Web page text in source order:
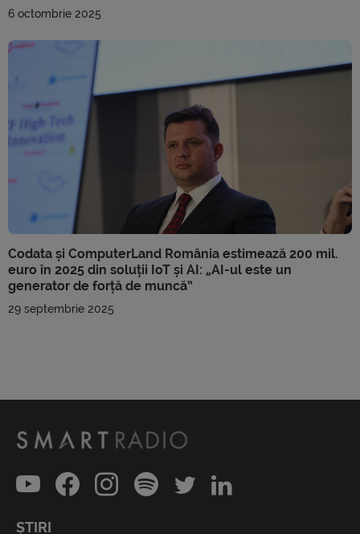
6 octombrie 2025
Codata și ComputerLand România estimează 200 mil.
euro în 2025 din soluții IoT și AI: „AI-ul este un
generator de forță de muncă”
29 septembrie 2025
ȘTIRI